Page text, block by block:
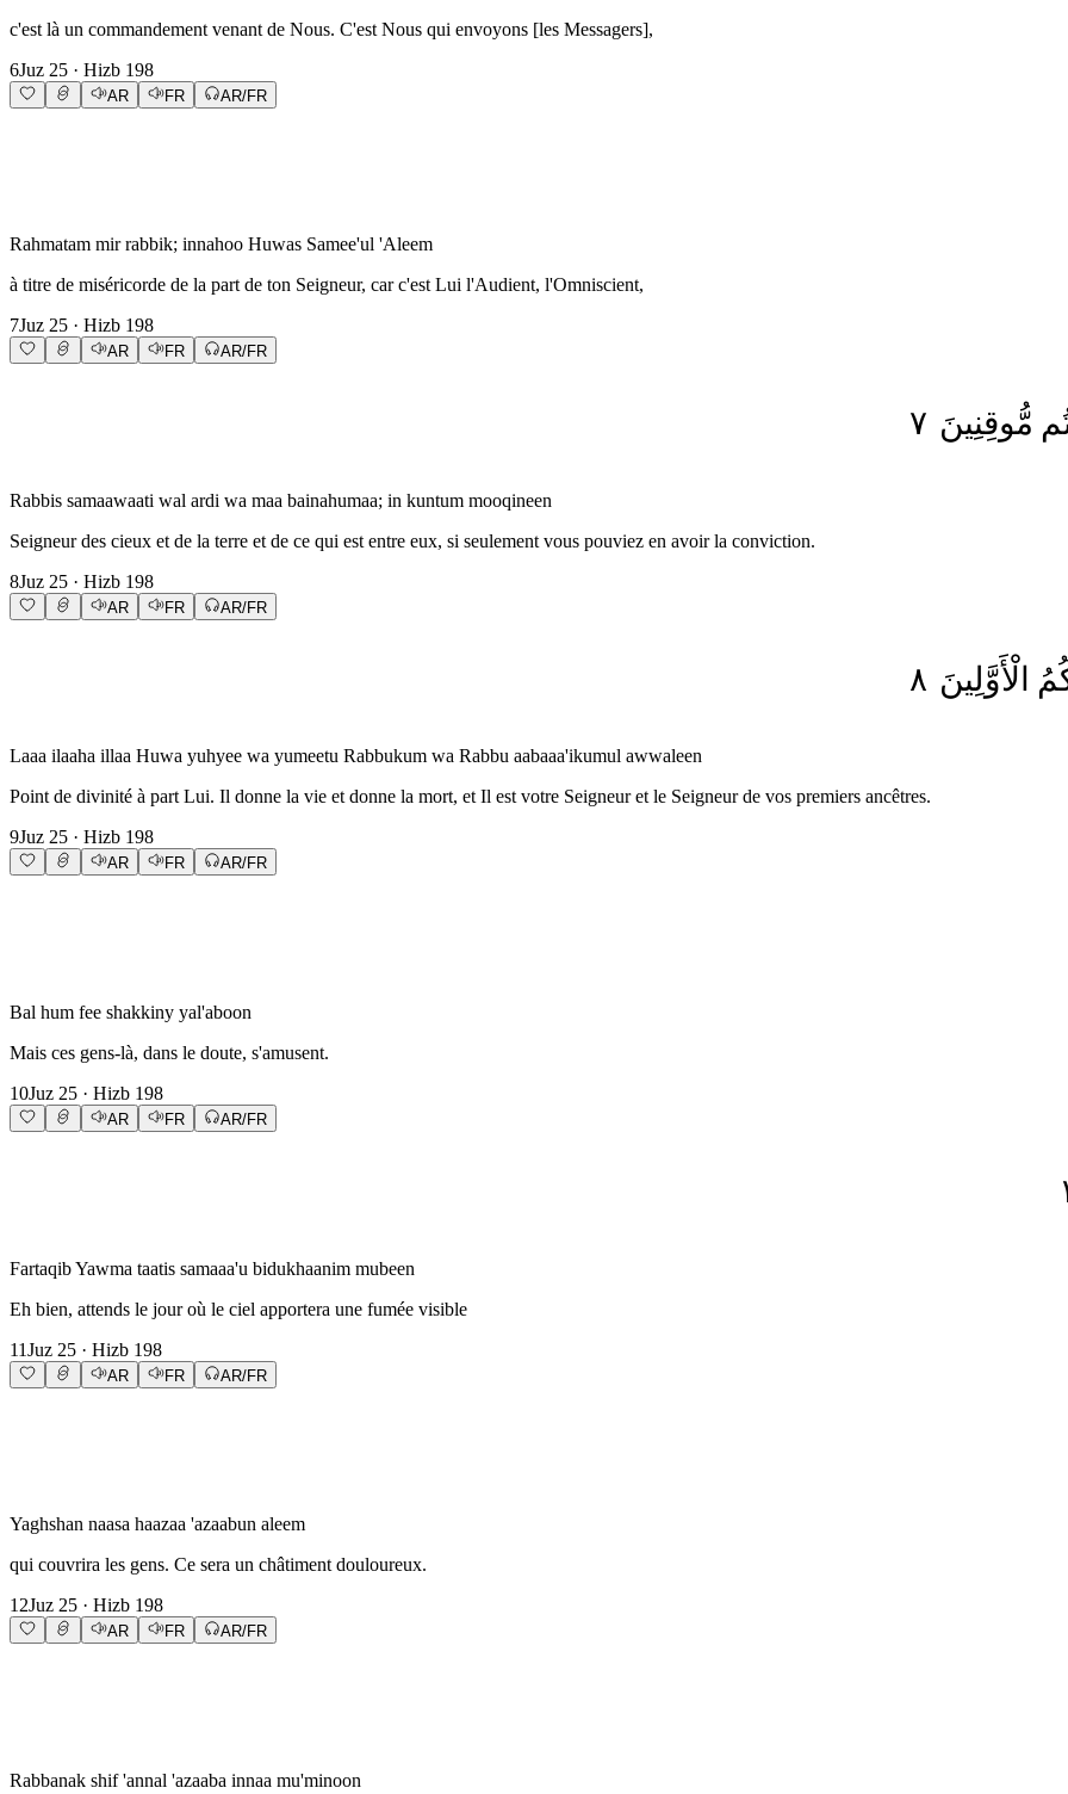
c'est là un commandement venant de Nous. C'est Nous qui envoyons [les Messagers],
6Juz 25 · Hizb 198
AR FR AR/FR
Rahmatam mir rabbik; innahoo Huwas Samee'ul 'Aleem
à titre de miséricorde de la part de ton Seigneur, car c'est Lui l'Audient, l'Omniscient,
7Juz 25 · Hizb 198
AR FR AR/FR
مُّوقِنِينَ ٧
Rabbis samaawaati wal ardi wa maa bainahumaa; in kuntum mooqineen
Seigneur des cieux et de la terre et de ce qui est entre eux, si seulement vous pouviez en avoir la conviction.
8Juz 25 · Hizb 198
AR FR AR/FR
الْأَوَّلِينَ ٨
Laaa ilaaha illaa Huwa yuhyee wa yumeetu Rabbukum wa Rabbu aabaaa'ikumul awwaleen
Point de divinité à part Lui. Il donne la vie et donne la mort, et Il est votre Seigneur et le Seigneur de vos premiers ancêtres.
9Juz 25 · Hizb 198
AR FR AR/FR
Bal hum fee shakkiny yal'aboon
Mais ces gens-là, dans le doute, s'amusent.
10Juz 25 · Hizb 198
AR FR AR/FR
Fartaqib Yawma taatis samaaa'u bidukhaanim mubeen
Eh bien, attends le jour où le ciel apportera une fumée visible
11Juz 25 · Hizb 198
AR FR AR/FR
Yaghshan naasa haazaa 'azaabun aleem
qui couvrira les gens. Ce sera un châtiment douloureux.
12Juz 25 · Hizb 198
AR FR AR/FR
Rabbanak shif 'annal 'azaaba innaa mu'minoon